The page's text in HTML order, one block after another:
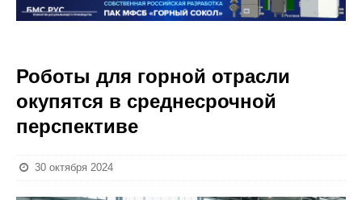
Роботы для горной отрасли
окупятся в среднесрочной
перспективе
30 октября 2024